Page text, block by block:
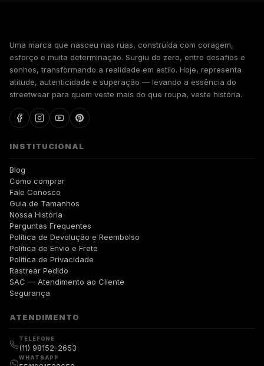
Uma marca que nasceu nas ruas, construída com coragem,
esforço e muita determinação. Surgiu do zero, entre desafios e
sonhos, transformando a realidade em estilo. Hoje, representa
atitude, autenticidade e superação — levando a essência do
streetwear para quem veste mais do que roupa, veste história.
INSTITUCIONAL
Blog
Como comprar
Fale Conosco
Guia de Tamanhos
Nossa História
Perguntas Frequentes
Política de Devolução e Reembolso
Política de Envio e Frete
Política de Privacidade
Rastrear Pedido
SAC — Atendimento ao Cliente
Segurança
ATENDIMENTO
TELEFONE
(11) 98152-2653
WHATSAPP